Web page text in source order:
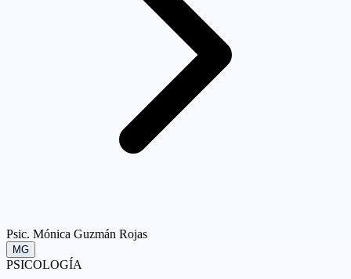
Psic. Mónica Guzmán Rojas
MG
PSICOLOGÍA